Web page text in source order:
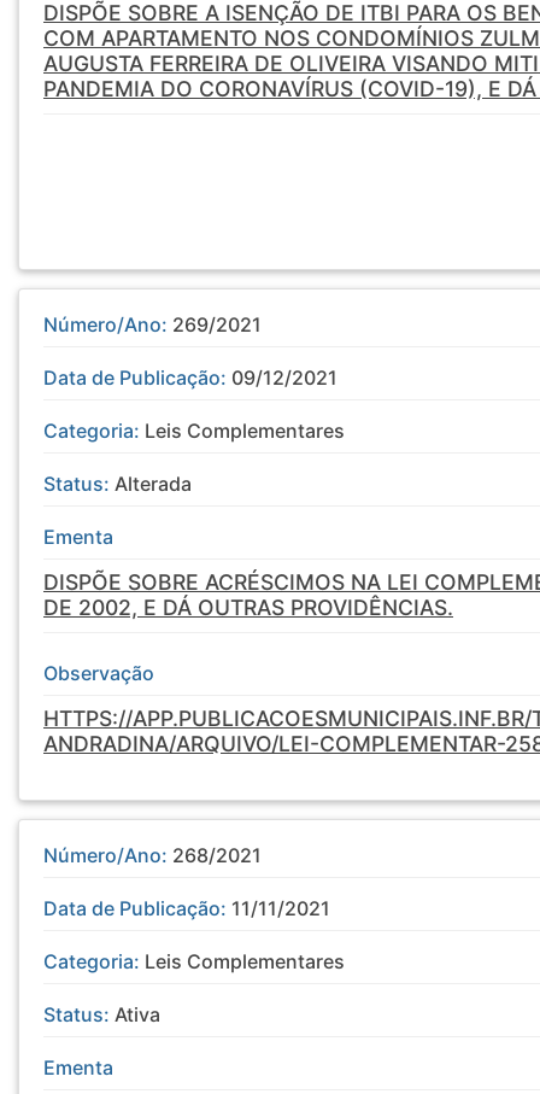
DISPÕE SOBRE A ISENÇÃO DE ITBI PARA OS
COM APARTAMENTO NOS CONDOMÍNIOS
AUGUSTA FERREIRA DE OLIVEIRA VISANDO
PANDEMIA DO CORONAVÍRUS (COVID-19), E
Número/Ano: 269/2021
Data de Publicação: 09/12/2021
Categoria: Leis Complementares
Status: Alterada
Ementa
DISPÕE SOBRE ACRÉSCIMOS NA LEI
DE 2002, E DÁ OUTRAS PROVIDÊNCIAS.
Observação
HTTPS://
ANDRADINA/ARQUIVO/LEI-COMPLEMENTAR-
Número/Ano: 268/2021
Data de Publicação: 11/11/2021
Categoria: Leis Complementares
Status: Ativa
Ementa